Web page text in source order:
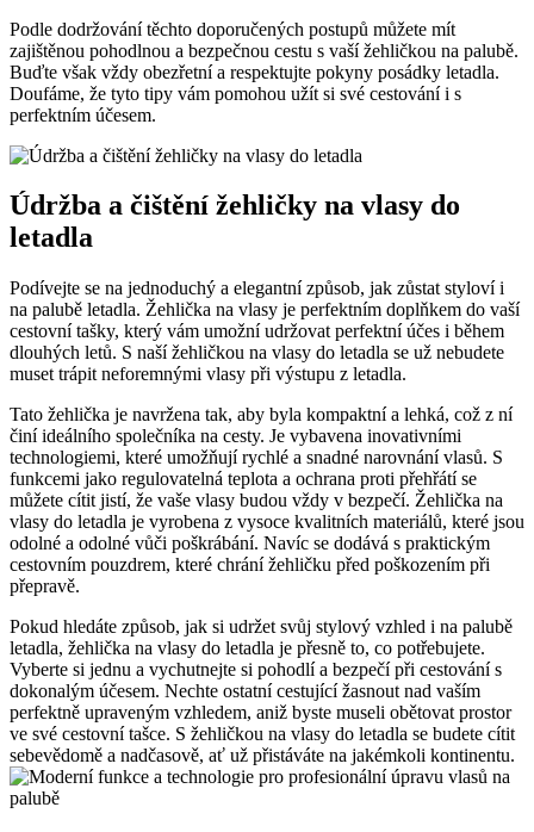
Podle dodržování těchto doporučených postupů můžete mít
zajištěnou pohodlnou a bezpečnou cestu s vaší žehličkou na palubě.
Buďte však vždy obezřetní a respektujte pokyny posádky letadla.
Doufáme, že tyto tipy vám pomohou užít si své cestování i s
perfektním účesem.
Údržba a čištění žehličky na vlasy do
letadla
Podívejte se na jednoduchý a elegantní způsob, jak zůstat styloví i
na palubě letadla. Žehlička na vlasy je perfektním doplňkem do vaší
cestovní tašky, který vám umožní udržovat perfektní účes i během
dlouhých letů. S naší žehličkou na vlasy do letadla se už nebudete
muset trápit neforemnými vlasy při výstupu z letadla.
Tato žehlička je navržena tak, aby byla kompaktní a lehká, což z ní
činí ideálního společníka na cesty. Je vybavena inovativními
technologiemi, které umožňují rychlé a snadné narovnání vlasů. S
funkcemi jako regulovatelná teplota a ochrana proti přehřátí se
můžete cítit jistí, že vaše vlasy budou vždy v bezpečí. Žehlička na
vlasy do letadla je vyrobena z vysoce kvalitních materiálů, které jsou
odolné a odolné vůči poškrábání. Navíc se dodává s praktickým
cestovním pouzdrem, které chrání žehličku před poškozením při
přepravě.
Pokud hledáte způsob, jak si udržet svůj stylový vzhled i na palubě
letadla, žehlička na vlasy do letadla je přesně to, co potřebujete.
Vyberte si jednu a vychutnejte si pohodlí a bezpečí při cestování s
dokonalým účesem. Nechte ostatní cestující žasnout nad vaším
perfektně upraveným vzhledem, aniž byste museli obětovat prostor
ve své cestovní tašce. S žehličkou na vlasy do letadla se budete cítit
sebevědomě a nadčasově, ať už přistáváte na jakémkoli kontinentu.